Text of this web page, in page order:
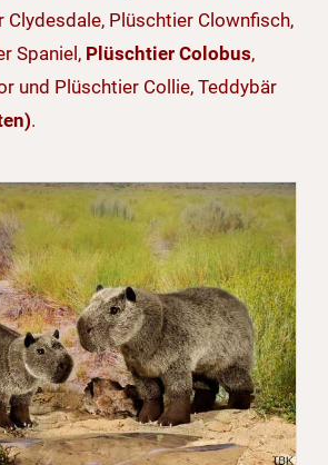
Clydesdale, Plüschtier Clownfisch,
Spaniel, Plüschtier Colobus,
und Plüschtier Collie, Teddybär
.